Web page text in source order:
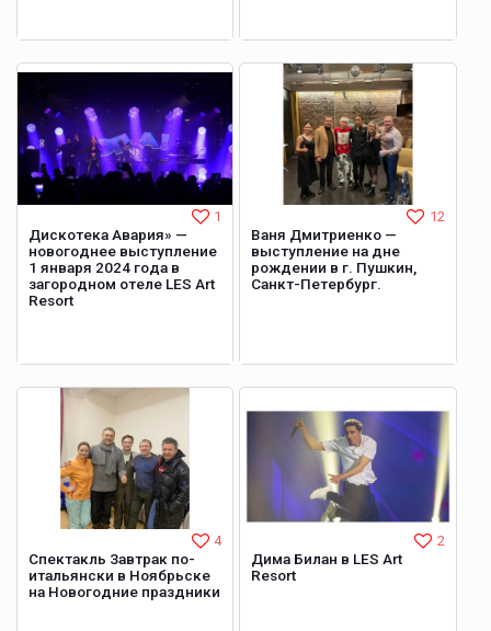
Дискотека Авария» —
новогоднее выступление
1 января 2024 года в
загородном отеле LES Art
Resort
1
Ваня Дмитриенко —
выступление на дне
рождении в г. Пушкин,
Санкт-Петербург.
12
Спектакль Завтрак по-
итальянски в Ноябрьске
на Новогодние праздники
4
Дима Билан в LES Art
Resort
2